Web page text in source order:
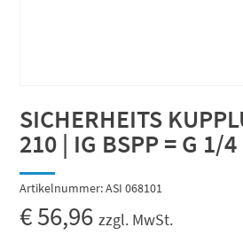
SICHERHEITS
210 | IG BSPP = G 1/4
Artikelnummer:ASI 068101
€56,96 zzgl. MwSt.